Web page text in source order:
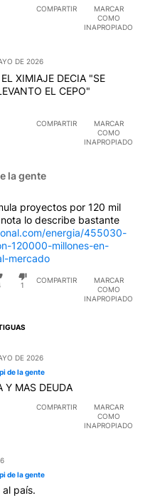
COMPARTIR
MARCAR
COMO
INAPROPIADO
DE 2026
XIMIAJE DECIA "SE
EL CEPO"
COMPARTIR
MARCAR
COMO
INAPROPIADO
El Capi de la gente.
la gente
proyectos por 120 mil
lo describe bastante
energia/455030-
120000-millones-en-
mercado
1
COMPARTIR
MARCAR
COMO
INAPROPIADO
DE 2026
de la gente
Y MAS DEUDA
COMPARTIR
MARCAR
COMO
INAPROPIADO
de la gente
país.